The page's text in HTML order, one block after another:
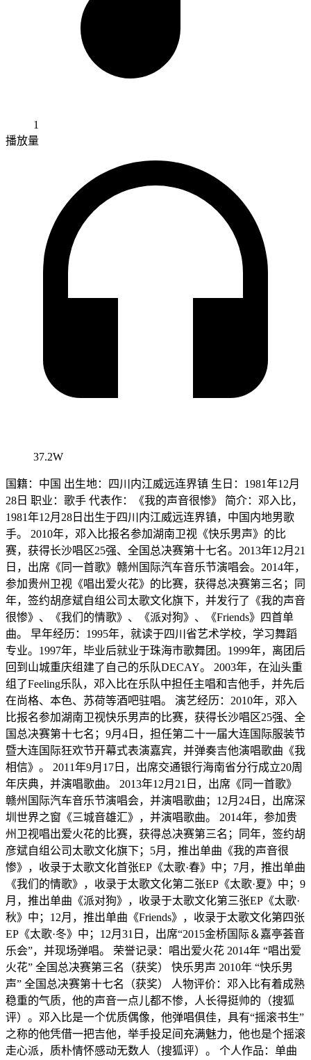
1
播放量
37.2W
国籍：中国 出生地：四川内江威远连界镇 生日：1981年12月
28日 职业：歌手 代表作：《我的声音很惨》 简介：邓入比，
1981年12月28日出生于四川内江威远连界镇，中国内地男歌
手。 2010年，邓入比报名参加湖南卫视《快乐男声》的比
赛，获得长沙唱区25强、全国总决赛第十七名。2013年12月21
日，出席《同一首歌》赣州国际汽车音乐节演唱会。2014年，
参加贵州卫视《唱出爱火花》的比赛，获得总决赛第三名；同
年，签约胡彦斌自组公司太歌文化旗下，并发行了《我的声音
很惨》、《我们的情歌》、《派对狗》、《Friends》四首单
曲。 早年经历：1995年，就读于四川省艺术学校，学习舞蹈
专业。1997年，毕业后就业于珠海市歌舞团。1999年，离团后
回到山城重庆组建了自己的乐队DECAY。 2003年，在汕头重
组了Feeling乐队，邓入比在乐队中担任主唱和吉他手，并先后
在尚格、本色、苏荷等酒吧驻唱。 演艺经历：2010年，邓入
比报名参加湖南卫视快乐男声的比赛，获得长沙唱区25强、全
国总决赛第十七名；9月4日，担任第二十一届大连国际服装节
暨大连国际狂欢节开幕式表演嘉宾，并弹奏吉他演唱歌曲《我
相信》。 2011年9月17日，出席交通银行海南省分行成立20周
年庆典，并演唱歌曲。 2013年12月21日，出席《同一首歌》
赣州国际汽车音乐节演唱会，并演唱歌曲；12月24日，出席深
圳世界之窗《三城音雄汇》，并演唱歌曲。 2014年，参加贵
州卫视唱出爱火花的比赛，获得总决赛第三名；同年，签约胡
彦斌自组公司太歌文化旗下；5月，推出单曲《我的声音很
惨》，收录于太歌文化首张EP《太歌·春》中；7月，推出单曲
《我们的情歌》，收录于太歌文化第二张EP《太歌·夏》中；9
月，推出单曲《派对狗》，收录于太歌文化第三张EP《太歌·
秋》中；12月，推出单曲《Friends》，收录于太歌文化第四张
EP《太歌·冬》中；12月31日，出席“2015金桥国际＆嘉亭荟音
乐会”，并现场弹唱。 荣誉记录：唱出爱火花 2014年 “唱出爱
火花” 全国总决赛第三名（获奖） 快乐男声 2010年 “快乐男
声” 全国总决赛第十七名（获奖） 人物评价：邓入比有着成熟
稳重的气质，他的声音一点儿都不惨，人长得挺帅的（搜狐
评）。邓入比是一个优质偶像，他弹唱俱佳，具有“摇滚书生”
之称的他凭借一把吉他，举手投足间充满魅力，他也是个摇滚
走心派，质朴情怀感动无数人（搜狐评）。 个人作品：单曲